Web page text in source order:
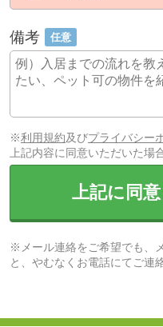
備考 任意
※利用規約及びプライバシー
上記内容に同意いただいた場
上記に同
※メール連絡をご希望でも、
と、やむなくお電話にてご連